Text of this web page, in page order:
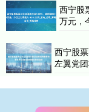
西宁股
万元，
西宁股
左翼党